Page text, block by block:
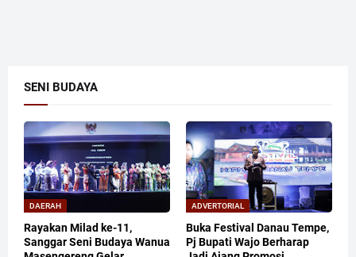
SENI BUDAYA
DAERAH
Rayakan Milad ke-11,
Sanggar Seni Budaya Wanua
ADVERTORIAL
Buka Festival Danau Tempe,
Pj Bupati Wajo Berharap